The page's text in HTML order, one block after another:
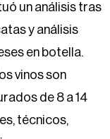
un análisis tras
y análisis
en botella.
vinos son
de 8 a 14
técnicos,